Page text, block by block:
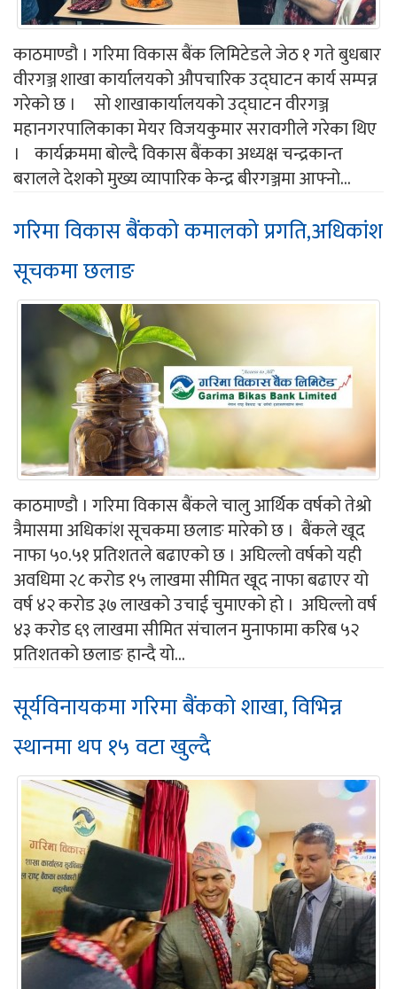
काठमाण्डौ । गरिमा विकास बैंक लिमिटेडले जेठ १ गते बुधबार
वीरगञ्ज शाखा कार्यालयको औपचारिक उद्घाटन कार्य सम्पन्न
गरेको छ । सो शाखाकार्यालयको उद्घाटन वीरगञ्ज
महानगरपालिकाका मेयर विजयकुमार सरावगीले गरेका थिए
। कार्यक्रममा बोल्दै विकास बैंकका अध्यक्ष चन्द्रकान्त
बरालले देशको मुख्य व्यापारिक केन्द्र बीरगञ्जमा आफ्नो...
गरिमा विकास बैंकको कमालको प्रगति,अधिकांश
सूचकमा छलाङ
काठमाण्डौ । गरिमा विकास बैंकले चालु आर्थिक वर्षको तेश्रो
त्रैमासमा अधिकांश सूचकमा छलाङ मारेको छ । बैंकले खूद
नाफा ५०.५१ प्रतिशतले बढाएको छ । अघिल्लो वर्षको यही
अवधिमा २८ करोड १५ लाखमा सीमित खूद नाफा बढाएर यो
वर्ष ४२ करोड ३७ लाखको उचाई चुमाएको हो । अघिल्लो वर्ष
४३ करोड ६९ लाखमा सीमित संचालन मुनाफामा करिब ५२
प्रतिशतको छलाङ हान्दै यो...
सूर्यविनायकमा गरिमा बैंकको शाखा, विभिन्न
स्थानमा थप १५ वटा खुल्दै